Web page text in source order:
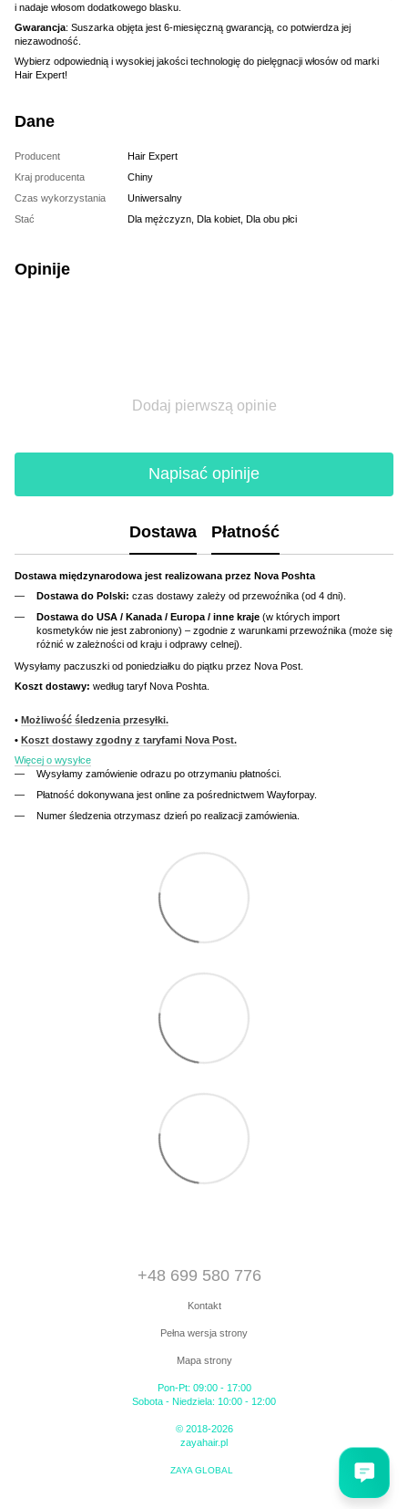
i nadaje włosom dodatkowego blasku.
Gwarancja: Suszarka objęta jest 6-miesięczną gwarancją, co potwierdza jej
niezawodność.
Wybierz odpowiednią i wysokiej jakości technologię do pielęgnacji włosów od marki
Hair Expert!
Dane
Producent
Hair Expert
Kraj producenta
Chiny
Czas wykorzystania
Uniwersalny
Stać
Dla mężczyzn, Dla kobiet, Dla obu płci
Opinije
Dodaj pierwszą opinie
Napisać opinije
Dostawa Płatność
Dostawa międzynarodowa jest realizowana przez Nova Poshta
Dostawa do Polski: czas dostawy zależy od przewoźnika (od 4 dni).
Dostawa do USA / Kanada / Europa / inne kraje (w których import
kosmetyków nie jest zabroniony) – zgodnie z warunkami przewoźnika (może się
różnić w zależności od kraju i odprawy celnej).
Wysyłamy paczuszki od poniedziałku do piątku przez Nova Post.
Koszt dostawy: według taryf Nova Poshta.
• Możliwość śledzenia przesyłki.
• Koszt dostawy zgodny z taryfami Nova Post.
Więcej o wysyłce
Wysyłamy zamówienie odrazu po otrzymaniu płatności.
Płatność dokonywana jest online za pośrednictwem Wayforpay.
Numer śledzenia otrzymasz dzień po realizacji zamówienia.
+48 699 580 776
Kontakt
Pełna wersja strony
Mapa strony
Pon-Pt: 09:00 - 17:00
Sobota - Niedziela: 10:00 - 12:00
© 2018-2026
zayahair.pl
ZAYA GLOBAL